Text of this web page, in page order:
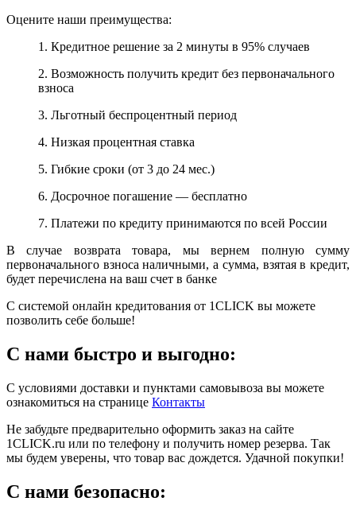
Оцените наши преимущества:
1. Кредитное решение за 2 минуты в 95% случаев
2. Возможность получить кредит без первоначального
взноса
3. Льготный беспроцентный период
4. Низкая процентная ставка
5. Гибкие сроки (от 3 до 24 мес.)
6. Досрочное погашение — бесплатно
7. Платежи по кредиту принимаются по всей России
В случае возврата товара, мы вернем полную сумму
первоначального взноса наличными, а сумма, взятая в кредит,
будет перечислена на ваш счет в банке
С системой онлайн кредитования от 1CLICK вы можете
позволить себе больше!
С нами быстро и выгодно:
С условиями доставки и пунктами самовывоза вы можете
ознакомиться на странице Контакты
Не забудьте предварительно оформить заказ на сайте
1CLICK.ru или по телефону и получить номер резерва. Так
мы будем уверены, что товар вас дождется. Удачной покупки!
С нами безопасно: